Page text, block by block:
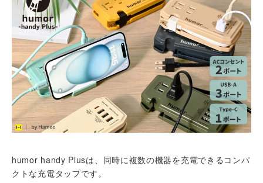
humor handy Plusは、同時に複数の機器を充電できるコンパ
クトな充電タップです。